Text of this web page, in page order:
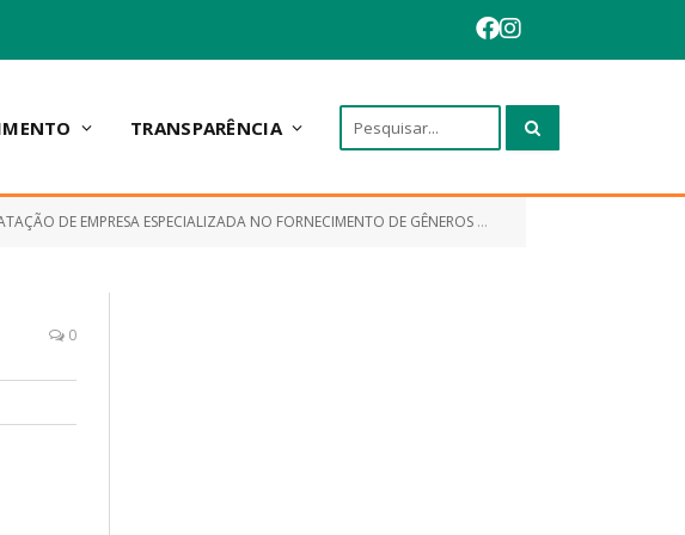
TRANSPARÊNCIA
NO FORNECIMENTO DE GÊNEROS ALIMENTÍCIOS PERECÍVEIS E NÃO PERECÍVEIS)
0